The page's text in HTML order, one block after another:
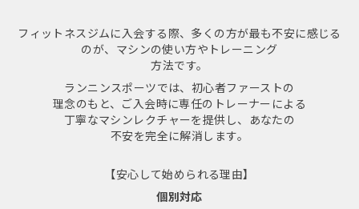
フィットネスジムに入会する際、多くの方が最も不安に感じる
のが、マシンの使い方やトレーニング
方法です。
ランニンスポーツでは、初心者ファーストの
理念のもと、ご入会時に専任のトレーナーによる
丁寧なマシンレクチャーを提供し、あなたの
不安を完全に解消します。
【安心して始められる理由】
個別対応